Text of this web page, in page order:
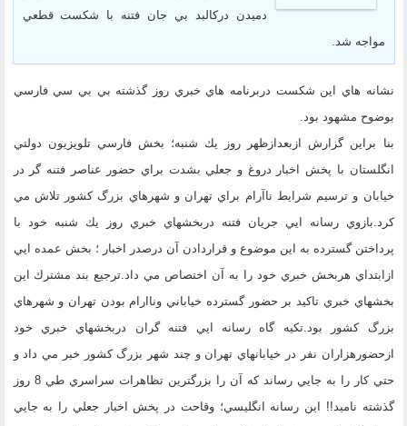
دميدن دركالبد بي جان فتنه با شكست قطعي
مواجه شد.
نشانه هاي اين شكست دربرنامه هاي خبري روز گذشته بي بي سي فارسي
بوضوح مشهود بود.
بنا براين گزارش ازبعدازظهر روز يك شنبه؛ بخش فارسي تلويزيون دولتي
انگلستان با پخش اخبار دروغ و جعلي بشدت براي حضور عناصر فتنه گر در
خيابان و ترسيم شرايط ناآرام براي تهران و شهرهاي بزرگ كشور تلاش مي
كرد.بازوي رسانه ايي جريان فتنه دربخشهاي خبري روز يك شنبه خود با
پرداختن گسترده به اين موضوع و قراردادن آن درصدر اخبار ؛ بخش عمده ايي
ازابتداي هربخش خبري خود را به آن اختصاص مي داد.ترجيع بند مشترك اين
بخشهاي خبري تاكيد بر حضور گسترده خياباني وناارام بودن تهران و شهرهاي
بزرگ كشور بود.تكيه گاه رسانه ايي فتنه گران دربخشهاي خبري خود
ازحضورهزاران نفر در خيابانهاي تهران و چند شهر بزرگ كشور خبر مي داد و
حتي كار را به جايي رساند كه آن را بزرگترين تظاهرات سراسري طي 8 روز
گذشته ناميد!! اين رسانه انگليسي؛ وقاحت در پخش اخبار جعلي را به جايي